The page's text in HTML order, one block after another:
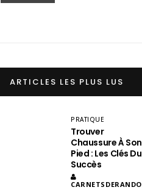
ARTICLES LES PLUS LUS
PRATIQUE
Trouver
Chaussure À Son
Pied : Les Clés Du
Succès
CARNETSDERANDO